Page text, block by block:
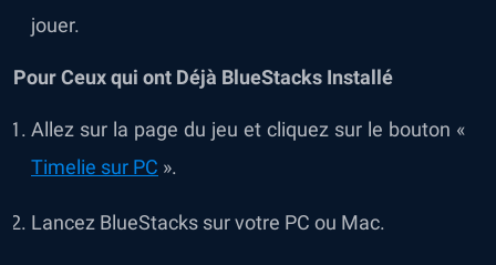
jouer.
Pour Ceux qui ont Déjà BlueStacks Installé
Allez sur la page du jeu et cliquez sur le bouton «
Timelie sur PC ».
Lancez BlueStacks sur votre PC ou Mac.